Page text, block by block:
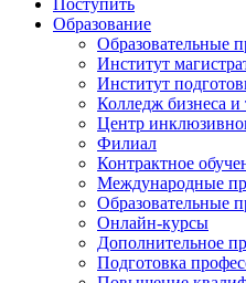
Поступить
Образование
Образовательные
Институт
Институт
Колледж бизнеса и
Центр
Филиал
Контрактное
Международные
Образовательные
Онлайн-курсы
Дополнительное
Подготовка